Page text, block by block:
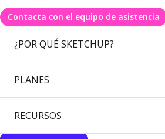
Contacta con el equipo de asistencia
¿POR QUÉ SKETCHUP?
PLANES
RECURSOS